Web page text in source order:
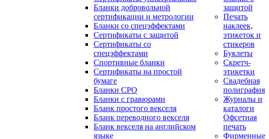
Бланки добровольной
сертификации и метрологии
Бланки со спецэффектами
Сертификаты с защитой
Сертификаты со
спецэффектами
Спортивные бланки
Cертификаты на простой
бумаге
Бланки СРО
Бланки с гравюрами
Бланк простого векселя
Бланк переводного векселя
Бланк векселя на английском
языке
защитой
Печать
наклеек,
этикеток и
стикеров
Буклеты
Скретч-
этикетки
Свадебная
полиграфия
Журналы и
каталоги
Офсетная
печать
Фирменные